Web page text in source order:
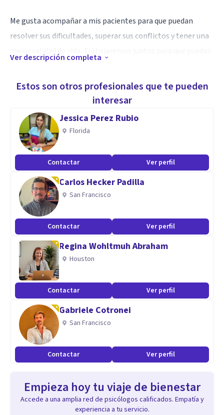
Me gusta acompañar a mis pacientes para que puedan
resolver sus dificultades, superar sus conflictos y tener una
para que logres un crecimiento personal y un equilibrio
emocional. Mi objetivo principal es poder ayudarte y que
puedas aliviar tu malestar.
Brindo asistencia psicológica exclusivamente en modalidad
virtual a adolescentes, adultos y parejas.
Trabajo con un enfoque integrativo basado en las necesidad
de cada paciente.
Especialidad
Tengo formación de posgrado y me he especializado en
Psicología Clinica, Transtornos de ansiedad, y
psicodiagnóstico de Rorschach.
Aptitudes
Empatía, comprensión, acompañamiento, escucha activa
Ver descripción completa
Estos son otros profesionales que te pueden
interesar
Jessica Perez Rubio
Florida
Contactar Ver perfil
Carlos Hecker Padilla
San Francisco
Contactar Ver perfil
Regina Wohltmuh Abraham
Houston
Contactar Ver perfil
Gabriele Cotronei
San Francisco
Contactar Ver perfil
Empieza hoy tu viaje de bienestar
Accede a una amplia red de psicólogos calificados. Empatía y
experiencia a tu servicio.